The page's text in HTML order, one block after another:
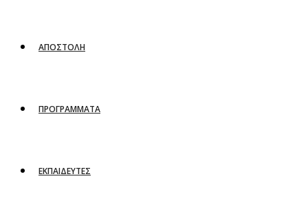
ΑΠΟΣΤΟΛΗ
ΠΡΟΓΡΑΜΜΑΤΑ
ΕΚΠΑΙΔΕΥΤΕΣ